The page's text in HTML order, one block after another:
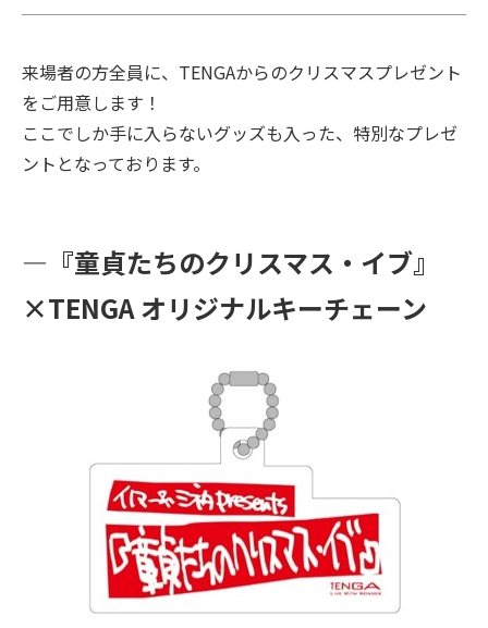
来場者の方全員に、TENGAからのクリスマスプレゼント
をご用意します！
ここでしか手に入らないグッズも入った、特別なプレゼ
ントとなっております。
―『童貞たちのクリスマス・イブ』
×TENGA オリジナルキーチェーン